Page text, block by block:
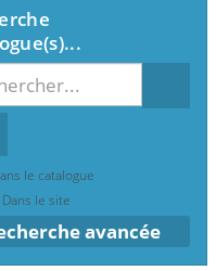
le catalogue
Dans le site
avancée